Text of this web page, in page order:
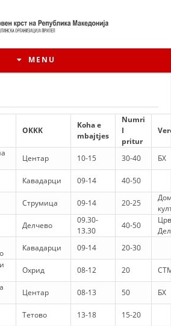
MENU
HISTORIA E LËVIZJES
E KRYQIT TË KUQ
E ORGANIZATËS
INFORMACIONE
NË STRUKTURAT PROFESIONALE
ОKKK
Koha e
mbajtjes
Numri
I
pritur
Центар 10-15 30-40 БХ
Кавадарци 09-14 40-50
Струмица 09-14 20-25
Делчево
09.30-
13.30
40-50
Кавадарци 09-14 20-30
Охрид 08-12 20
Центар 08-13 50 БХ
Тетово 13-18 15-20